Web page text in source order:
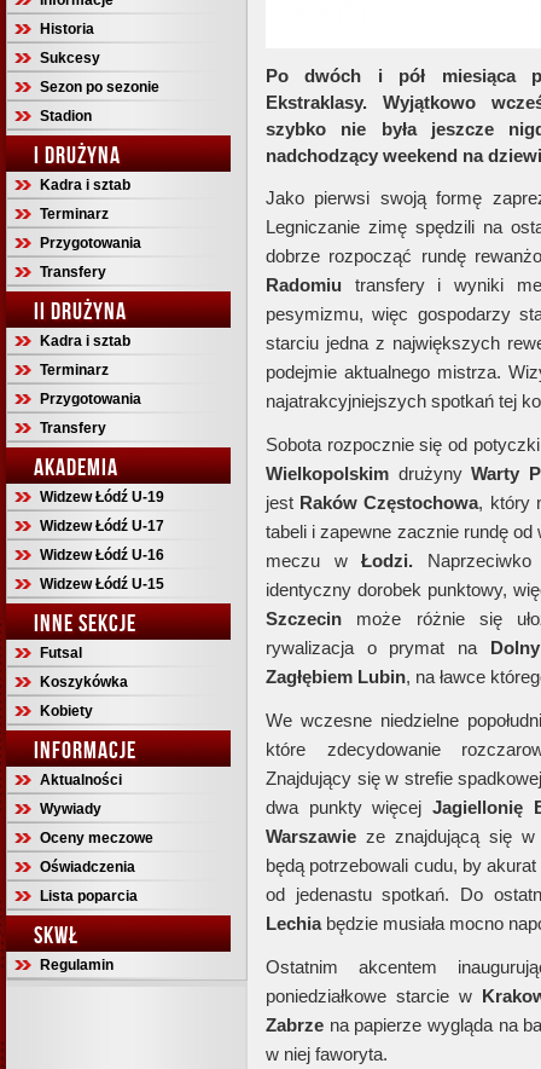
Historia
Sukcesy
Sezon po sezonie
Stadion
I DRUŻYNA
Kadra i sztab
Terminarz
Przygotowania
Transfery
II DRUŻYNA
Kadra i sztab
Terminarz
Przygotowania
Transfery
AKADEMIA
Widzew Łódź U-19
Widzew Łódź U-17
Widzew Łódź U-16
Widzew Łódź U-15
INNE SEKCJE
Futsal
Koszykówka
Kobiety
INFORMACJE
Aktualności
Wywiady
Oceny meczowe
Oświadczenia
Lista poparcia
SKWŁ
Regulamin
Po dwóch i pół miesiąca
Ekstraklasy. Wyjątkowo
szybko nie była jeszcze
nadchodzący weekend na
Jako pierwsi swoją formę
Legniczanie zimę spędzili na
dobrze rozpocząć rundę
Radomiu transfery i wyniki
pesymizmu, więc gospodarzy
starciu jedna z największych
podejmie aktualnego mistrza.
najatrakcyjniejszych spotkań tej
Sobota rozpocznie się od
Wielkopolskim drużynyWarty
jest Raków Częstochowa, który
tabeli i zapewne zacznie rundę
meczu wŁodzi.
identyczny dorobek punktowy,
Szczecin może różnie się
rywalizacja o prymat na
Zagłębiem Lubin, na ławce
We wczesne niedzielne
które zdecydowanie
Znajdujący się w strefie
dwa punkty więcej Jagiellonię
Warszawie ze znajdującą się
będą potrzebowali cudu, by
od jedenastu spotkań. Do
Lechiabędzie musiała mocno
Ostatnim akcentem
poniedziałkowe starcie w
Zabrze na papierze wygląda na
w niej faworyta.